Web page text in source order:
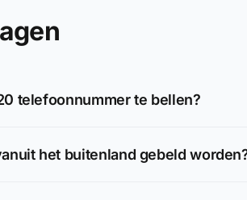
telefoonnummer te bellen?
het buitenland gebeld